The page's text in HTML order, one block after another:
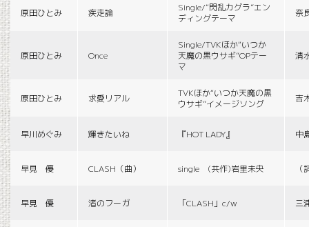
原田ひとみ 疾走論
Single/“閃乱カグラ”エン
ディングテーマ
奈
原田ひとみ Once
Single/TVKほか“いつか
天魔の黒ウサギ”OPテー
マ
清
原田ひとみ 求愛リアル
TVKほか“いつか天魔の黒
ウサギ”イメージソング
吉
早川めぐみ 輝きたいね 『HOT LADY』 中
早見 優 CLASH（曲） single (共作)岩里未央
早見 優 渚のフーガ 「CLASH」c/w 三